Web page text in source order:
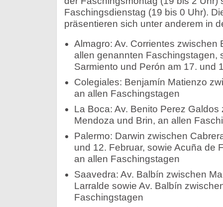
Faschingsdienstag (19 bis 0 Uhr).
präsentieren sich unter anderem in
Almagro: Av. Corrientes zwischen
allen genannten Faschingstagen,
Sarmiento und Perón am 17. und
Colegiales: Benjamín Matienzo
an allen Faschingstagen
La Boca: Av. Benito Perez
Mendoza und Brin, an allen
Palermo: Darwin zwischen
und 12. Februar, sowie Acuña de
an allen Faschingstagen
Saavedra: Av. Balbín zwischen
Larralde sowie Av. Balbín
Faschingstagen